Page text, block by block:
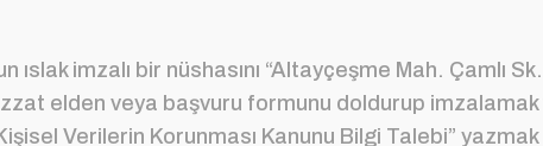
imzalı bir nüshasını “Altayçeşme Mah. Çamlı
elden veya başvuru formunu doldurup imzalamak
Verilerin Korunması Kanunu Bilgi Talebi”